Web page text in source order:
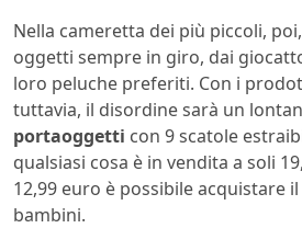
Nella cameretta dei più piccoli,
oggetti sempre in giro, dai
loro peluche preferiti. Con i
tuttavia, il disordine sarà un
portaoggetti con 9 scatole
qualsiasi cosa è in vendita a soli
12,99 euro è possibile acquistare
bambini.